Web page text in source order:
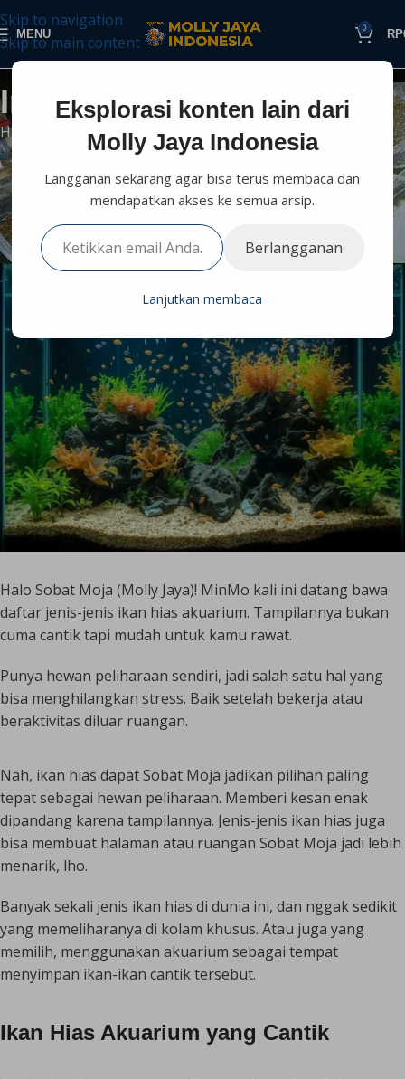
Skip to navigation
Skip to main content
MENU 0 RP
Informasi Perikanan
Home Budidaya Informasi Lain
INFORMASI LAIN
5 Jenis Ikan Hias Akuarium yang
Cantik dan Mudah Dirawat
Molly JayaOn September 16, 2025 2
Halo Sobat Moja (Molly Jaya)! MinMo kali ini datang bawa
daftar jenis-jenis ikan hias akuarium. Tampilannya bukan
cuma cantik tapi mudah untuk kamu rawat.
Punya hewan peliharaan sendiri, jadi salah satu hal yang
bisa menghilangkan stress. Baik setelah bekerja atau
beraktivitas diluar ruangan.
Nah, ikan hias dapat Sobat Moja jadikan pilihan paling
tepat sebagai hewan peliharaan. Memberi kesan enak
dipandang karena tampilannya. Jenis-jenis ikan hias juga
bisa membuat halaman atau ruangan Sobat Moja jadi lebih
menarik, lho.
Banyak sekali jenis ikan hias di dunia ini, dan nggak sedikit
yang memeliharanya di kolam khusus. Atau juga yang
memilih, menggunakan akuarium sebagai tempat
menyimpan ikan-ikan cantik tersebut.
Ikan Hias Akuarium yang Cantik
Eksplorasi konten lain dari
Molly Jaya Indonesia
Langganan sekarang agar bisa terus membaca dan
mendapatkan akses ke semua arsip.
Berlangganan
Lanjutkan membaca